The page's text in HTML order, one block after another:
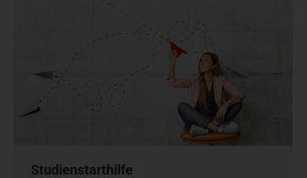
Studienstarthilfe